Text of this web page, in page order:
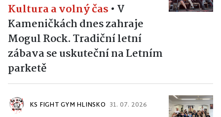
Kultura a volný čas • V
Kameničkách dnes zahraje
Mogul Rock. Tradiční letní
zábava se uskuteční na Letním
parketě
KS FIGHT GYM HLINSKO 31. 07. 2026